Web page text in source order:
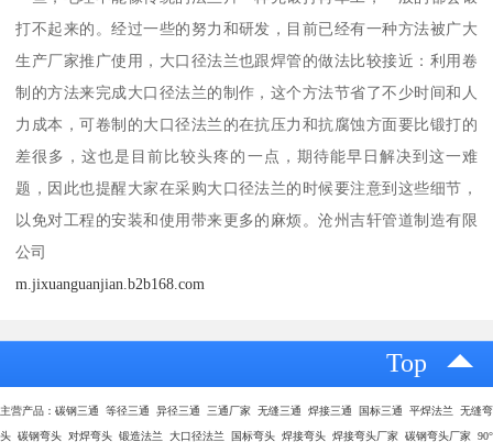
打不起来的。经过一些的努力和研发，目前已经有一种方法被广大
生产厂家推广使用，大口径法兰也跟焊管的做法比较接近：利用卷
制的方法来完成大口径法兰的制作，这个方法节省了不少时间和人
力成本，可卷制的大口径法兰的在抗压力和抗腐蚀方面要比锻打的
差很多，这也是目前比较头疼的一点，期待能早日解决到这一难
题，因此也提醒大家在采购大口径法兰的时候要注意到这些细节，
以免对工程的安装和使用带来更多的麻烦。沧州吉轩管道制造有限
公司
m.jixuanguanjian.b2b168.com
Top
主营产品：碳钢三通 等径三通 异径三通 三通厂家 无缝三通 焊接三通 国标三通 平焊法兰 无缝弯
头 碳钢弯头 对焊弯头 锻造法兰 大口径法兰 国标弯头 焊接弯头 焊接弯头厂家 碳钢弯头厂家 90°